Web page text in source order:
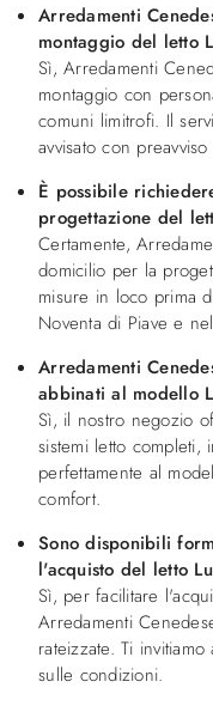
Arredamenti
montaggio del letto
Sì, Arredamenti
montaggio con
comuni limitrofi. Il
avvisato con
È possibile
progettazione del
Certamente,
domicilio per la
misure in loco prima
Noventa di Piave e
Arredamenti
abbinati al modello
Sì, il nostro negozio
sistemi letto
perfettamente al
comfort.
Sono disponibili
l'acquisto del letto
Sì, per facilitare
Arredamenti
rateizzate. Ti
sulle condizioni.